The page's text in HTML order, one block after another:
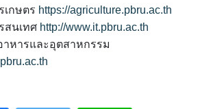
กษตร https://agriculture.pbru.ac.th
สนเทศ http://www.it.pbru.ac.th
หารและอุตสาหกรรม